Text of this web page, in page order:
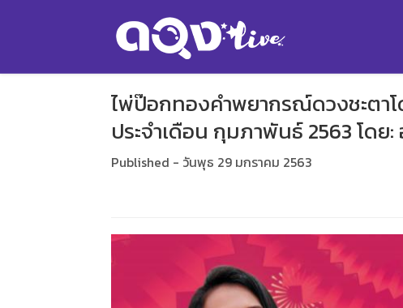
ไพ่ป๊อกทองคำพยากรณ์ดวงชะต
ประจำเดือน กุมภาพันธ์ 2563 โด
Published - วันพุธ 29 มกราคม 2563